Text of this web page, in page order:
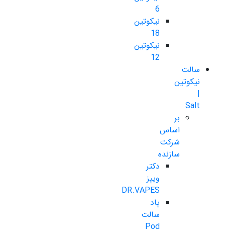
6
نیکوتین
18
نیکوتین
12
سالت
نیکوتین
|
Salt
بر
اساس
شرکت
سازنده
دکتر
ویپز
DR.VAPES
پاد
سالت
Pod